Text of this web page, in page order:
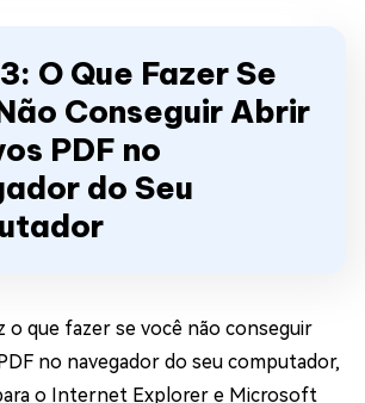
O Que Fazer Se
Conseguir Abrir
PDF no
do Seu
o que fazer se você não conseguir
no navegador do seu computador,
o Internet Explorer e Microsoft